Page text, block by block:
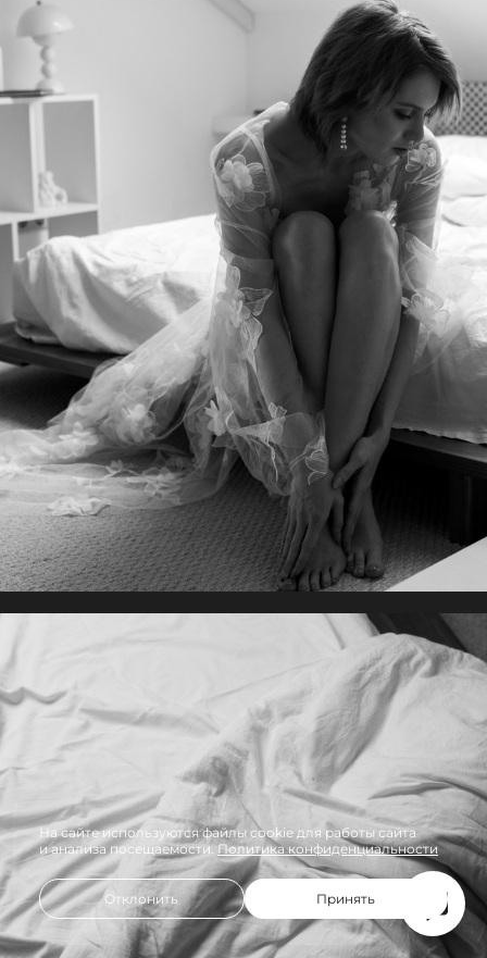
На сайте используются файлы cookie для работы сайта
и анализа посещаемости. Политика конфиденциальности
Отклонить Принять